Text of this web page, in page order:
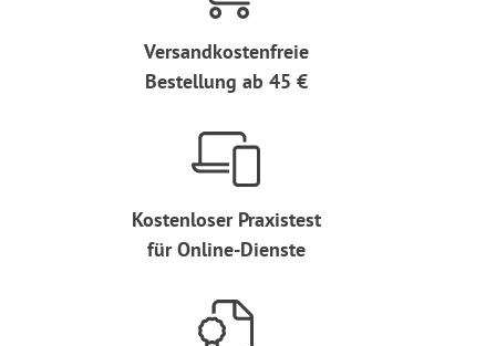
Versandkostenfreie
Bestellung ab 45 €
Kostenloser Praxistest
für Online-Dienste